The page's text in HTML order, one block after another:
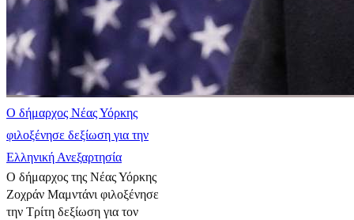
Ο δήμαρχος Νέας Υόρκης
φιλοξένησε δεξίωση για την
Ελληνική Ανεξαρτησία
Ο δήμαρχος της Νέας Υόρκης
Ζοχράν Μαμντάνι φιλοξένησε
την Τρίτη δεξίωση για τον